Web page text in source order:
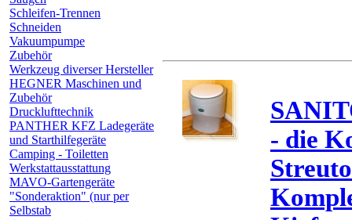
Schleifen-Trennen
Schneiden
Vakuumpumpe
Zubehör
Werkzeug diverser Hersteller
HEGNER Maschinen und
Zubehör
Drucklufttechnik
PANTHER KFZ Ladegeräte
und Starthilfegeräte
Camping - Toiletten
Werkstattausstattung
MAVO-Gartengeräte
"Sonderaktion" (nur per
Selbstab
- die